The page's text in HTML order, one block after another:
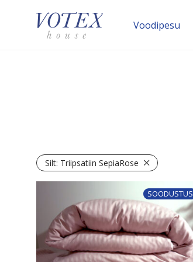
Voodipesu
Silt: Triipsatiin SepiaRose
SOODUSTUS